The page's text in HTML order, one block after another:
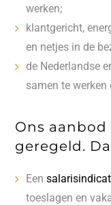
werken;
klantgericht,
en netjes in de
de Nederlandse
samen te werken
Ons
geregeld.
Een
toeslagen en